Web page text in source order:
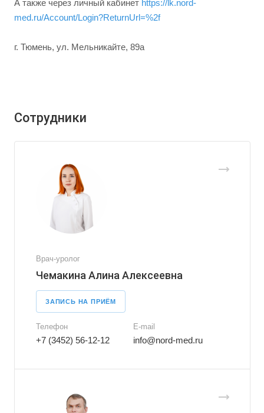
А также через личный кабинет https://lk.nord-
med.ru/Account/Login?ReturnUrl=%2f
г. Тюмень, ул. Мельникайте, 89а
Сотрудники
Врач-уролог
Чемакина Алина Алексеевна
ЗАПИСЬ НА ПРИЁМ
Телефон
+7 (3452) 56-12-12
E-mail
info@nord-med.ru